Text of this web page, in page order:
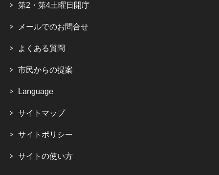
第2・第4土曜日開庁
メールでのお問合せ
よくある質問
市民からの提案
Language
サイトマップ
サイトポリシー
サイトの使い方